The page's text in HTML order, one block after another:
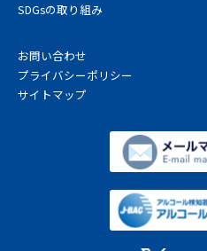
SDGsの取り組み
お問い合わせ
プライバシーポリシー
サイトマップ